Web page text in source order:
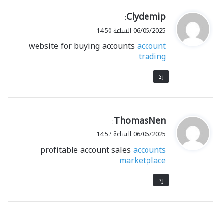
ي
ق
ل
Clydemip
:
06/05/2025 الساعة 14:50
website for buying accountsaccount
trading
رد
ي
ق
ل
ThomasNen
:
06/05/2025 الساعة 14:57
profitable account salesaccounts
marketplace
رد